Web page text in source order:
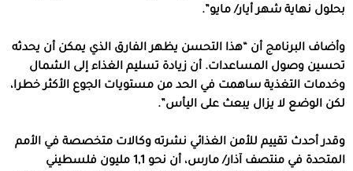
بحلول نهاية شهر أيار/ مايو”.
وأضاف البرنامج أن “هذا التحسن يظهر الفارق الذي يمكن أن يحدثه
تحسين وصول المساعدات. أن زيادة تسليم الغذاء إلى الشمال
وخدمات التغذية ساهمت في الحد من مستويات الجوع الأكثر خطرا،
لكن الوضع لا يزال يبعث على اليأس”.
وقدر أحدث تقييم للأمن الغذائي نشرته وكالات متخصصة في الأمم
المتحدة في منتصف آذار/ مارس، أن نحو 1,1 مليون فلسطيني